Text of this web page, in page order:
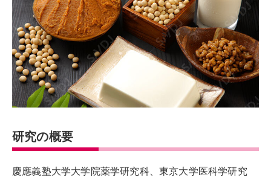
研究の概要
慶應義塾大学大学院薬学研究科、東京大学医科学研究